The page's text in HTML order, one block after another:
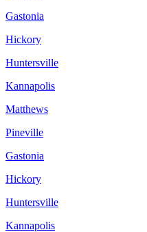
Gastonia
Hickory
Huntersville
Kannapolis
Matthews
Pineville
Gastonia
Hickory
Huntersville
Kannapolis